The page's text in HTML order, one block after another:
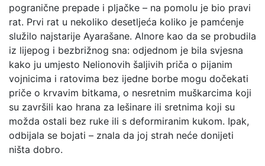
pogranične prepade i pljačke – na pomolu je bio pravi
rat. Prvi rat u nekoliko desetljeća koliko je pamćenje
služilo najstarije Ayarašane. Alnore kao da se probudila
iz lijepog i bezbrižnog sna: odjednom je bila svjesna
kako ju umjesto Nelionovih šaljivih priča o pijanim
vojnicima i ratovima bez ijedne borbe mogu dočekati
priče o krvavim bitkama, o nesretnim muškarcima koji
su završili kao hrana za lešinare ili sretnima koji su
možda ostali bez ruke ili s deformiranim kukom. Ipak,
odbijala se bojati – znala da joj strah neće donijeti
ništa dobro.